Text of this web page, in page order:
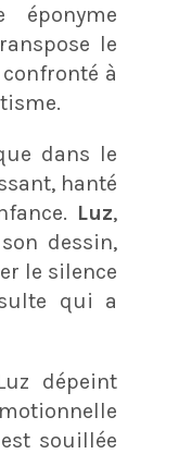
éponyme
le
à
dans le
hanté
Luz,
dessin,
le silence
qui a
dépeint
souillée